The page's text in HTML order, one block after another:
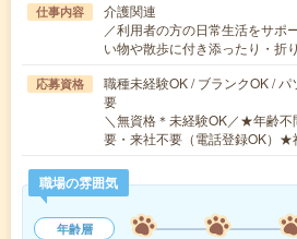
仕事内容
介護関連
／利用者の方の日常生活をサ
い物や散歩に付き添ったり・折
応募資格
職種未経験OK / ブランクOK /
要
＼無資格＊未経験OK／★年齢
要・来社不要（電話登録OK）
職場の雰囲気
年齢層